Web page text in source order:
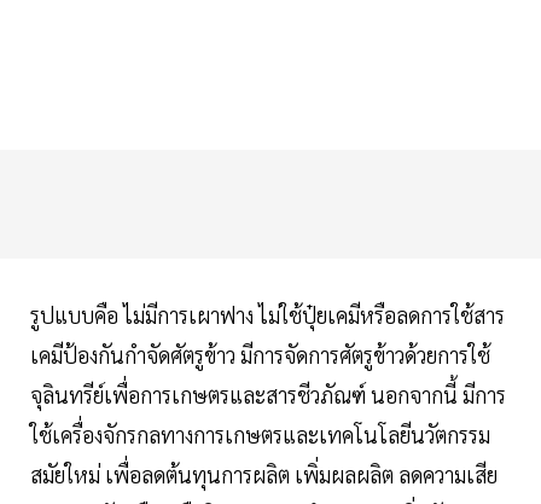
รูปแบบคือ ไม่มีการเผาฟาง ไม่ใช้ปุ๋ยเคมีหรือลดการใช้สาร
เคมีป้องกันกำจัดศัตรูข้าว มีการจัดการศัตรูข้าวด้วยการใช้
จุลินทรีย์เพื่อการเกษตรและสารชีวภัณฑ์ นอกจากนี้ มีการ
ใช้เครื่องจักรกลทางการเกษตรและเทคโนโลยีนวัตกรรม
สมัยใหม่ เพื่อลดต้นทุนการผลิต เพิ่มผลผลิต ลดความเสีย